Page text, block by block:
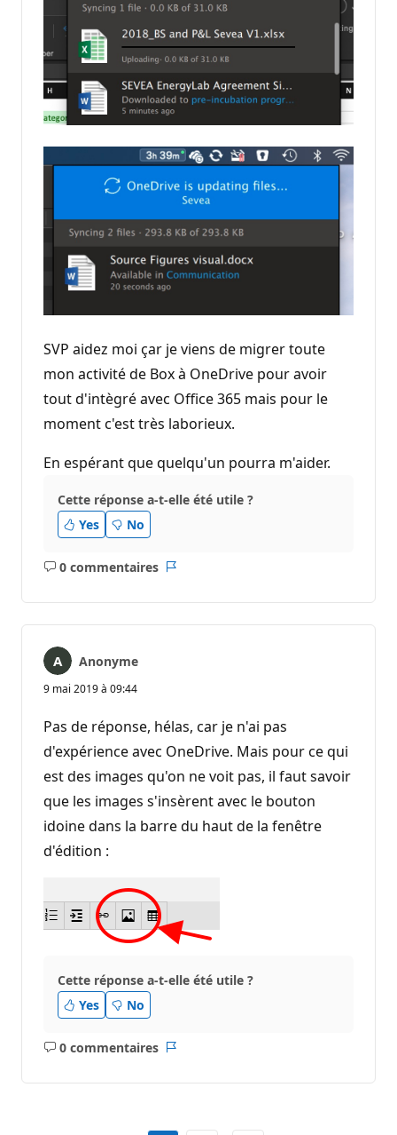
SVP aidez moi çar je viens de migrer toute
mon activité de Box à OneDrive pour avoir
tout d'intègré avec Office 365 mais pour le
moment c'est très laborieux.
En espérant que quelqu'un pourra m'aider.
Cette réponse a-t-elle été utile ?
Yes
No
0 commentaires
Aucun
Anonyme
9 mai 2019 à 09:44
Pas de réponse, hélas, car je n'ai pas
d'expérience avec OneDrive. Mais pour ce qui
est des images qu'on ne voit pas, il faut savoir
que les images s'insèrent avec le bouton
idoine dans la barre du haut de la fenêtre
d'édition :
Cette réponse a-t-elle été utile ?
Yes
No
0 commentaires
Aucun